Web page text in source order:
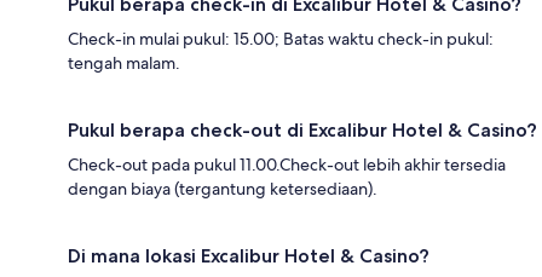
Check-in mulai pukul: 15.00; Batas waktu check-in pukul:
tengah malam.
Pukul berapa check-out di Excalibur Hotel & Casino?
Check-out pada pukul 11.00.Check-out lebih akhir tersedia
dengan biaya (tergantung ketersediaan).
Di mana lokasi Excalibur Hotel & Casino?